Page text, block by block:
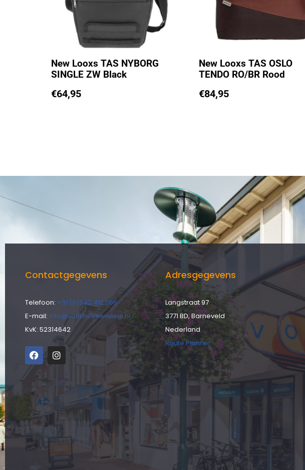
New Looxs TAS NYBORG
SINGLE ZW Black
€64,95
New Looxs TAS OSLO
TENDO RO/BR Rood
€84,95
Contactgegevens
Telefoon: +31 (0)342 412 066
E-mail: info@vonktweewielers.nl
KvK: 52314642
Adresgegevens
Langstraat 97
3771 BD, Barneveld
Nederland
Route Planner